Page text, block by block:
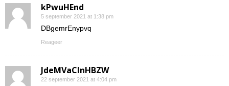
kPwuHEnd
5 september 2021 at 1:38 pm
DBgemrEnypvq
Reageer
JdeMVaClnHBZW
22 september 2021 at 4:04 pm